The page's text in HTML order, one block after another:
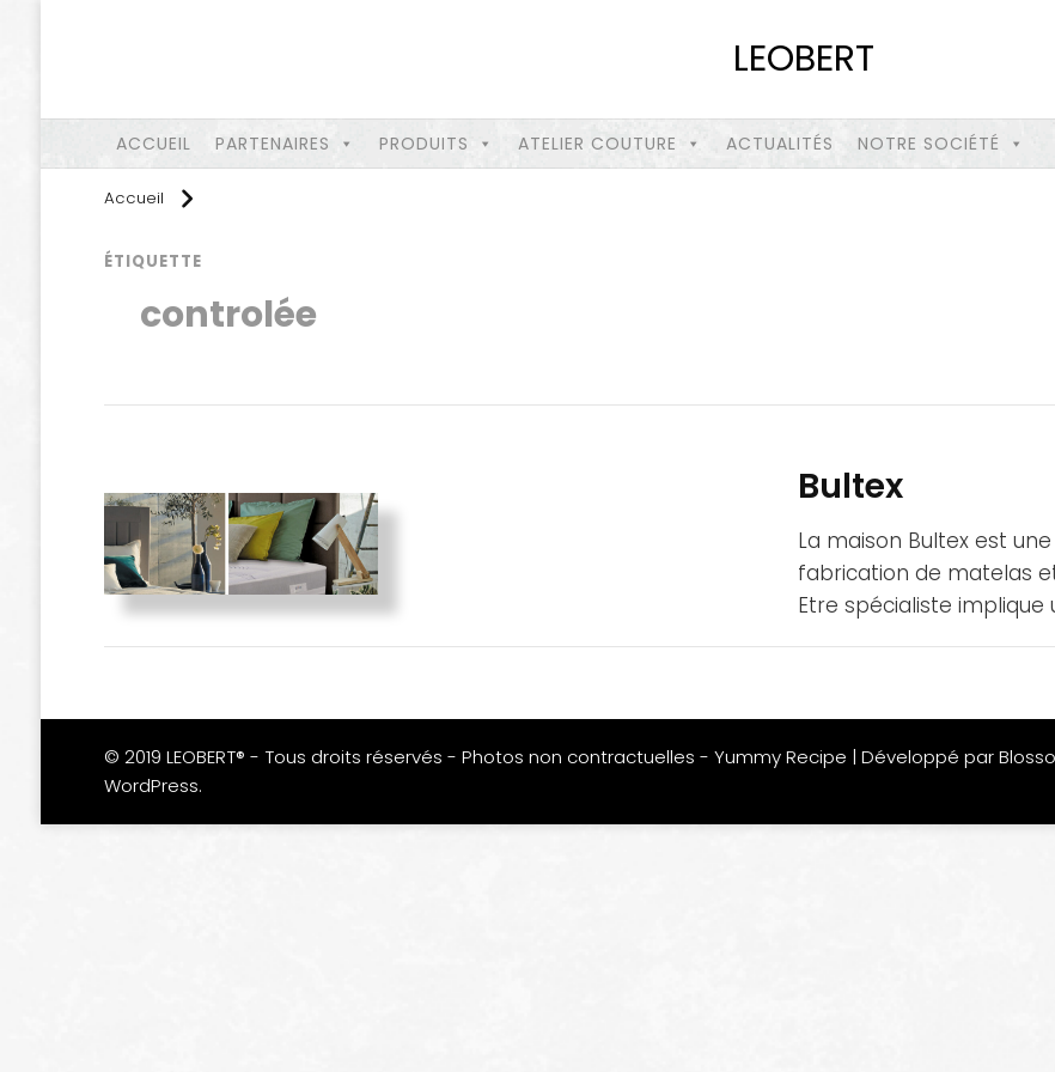
LEOBERT
ACCUEIL PARTENAIRES PRODUITS ATELIER COUTURE ACTUALITÉS NOTRE SOCIÉTÉ
Accueil
ÉTIQUETTE
controlée
Bultex
La maison Bultex est
fabrication de matelas
Etre spécialiste
© 2019 LEOBERT® - Tous droits réservés - Photos non contractuelles - Yummy Recipe | Développé par
WordPress.